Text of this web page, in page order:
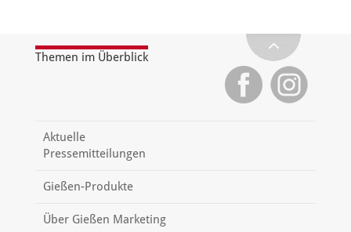
Themen im Überblick
Aktuelle
Pressemitteilungen
Gießen-Produkte
Über Gießen Marketing